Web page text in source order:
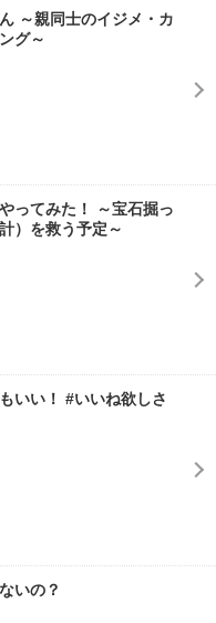
～親同士のイジメ・カ
グ～
ってみた！ ～宝石掘っ
）を救う予定～
いい！ #いいね欲しさ
いの？